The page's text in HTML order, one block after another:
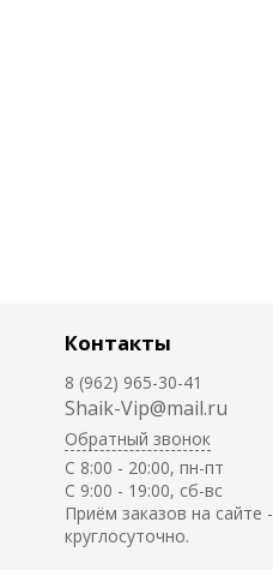
Контакты
8 (962) 965-30-41
Shaik-Vip@mail.ru
Обратный звонок
C 8:00 - 20:00, пн-пт
С 9:00 - 19:00, сб-вс
Приём заказов на сайте -
круглосуточно.